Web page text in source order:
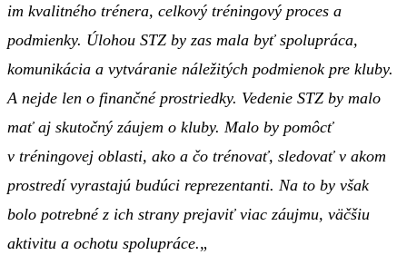
im kvalitného trénera, celkový tréningový proces a
podmienky. Úlohou STZ by zas mala byť spolupráca,
komunikácia a vytváranie náležitých podmienok pre kluby.
A nejde len o finančné prostriedky. Vedenie STZ by malo
mať aj skutočný záujem o kluby. Malo by pomôcť
v tréningovej oblasti, ako a čo trénovať, sledovať v akom
prostredí vyrastajú budúci reprezentanti. Na to by však
bolo potrebné z ich strany prejaviť viac záujmu, väčšiu
aktivitu a ochotu spolupráce.„